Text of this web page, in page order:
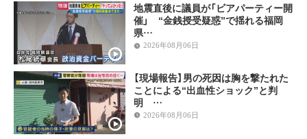
地震直後に議員が「ビアパーティー開
催」 “金銭授受疑惑”で揺れる福岡
県…
2026年08月06日
【現場報告】男の死因は胸を撃たれた
ことによる“出血性ショック”と判
明 …
2026年08月06日